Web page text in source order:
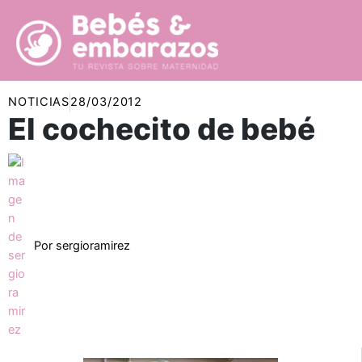
contenido
NOTICIAS28/03/2012
El cochecito de bebé
Por sergioramirez